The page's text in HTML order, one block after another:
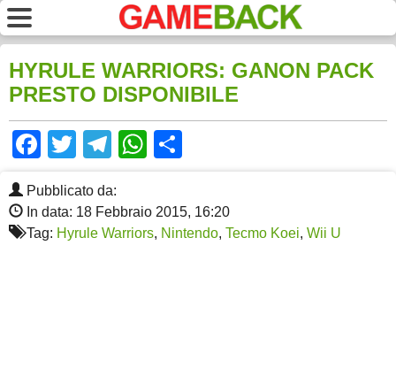
HYRULE WARRIORS: GANON PACK
PRESTO DISPONIBILE
Facebook
TwitterTelegram
WhatsApp
Pubblicato da:
In data: 18 Febbraio 2015, 16:20
Tag: Hyrule Warriors, Nintendo, Tecmo Koei, Wii U